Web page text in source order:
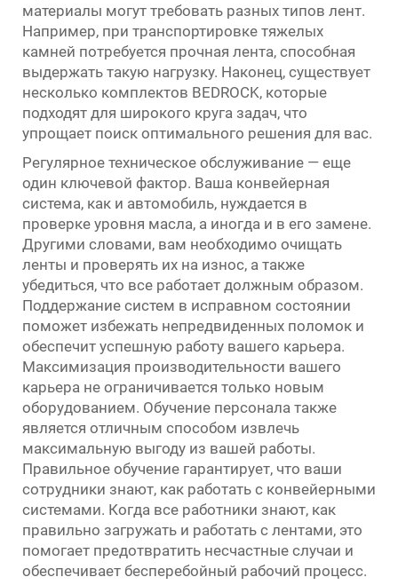
материалы могут требовать разных типов лент.
Например, при транспортировке тяжелых
камней потребуется прочная лента, способная
выдержать такую нагрузку. Наконец, существует
несколько комплектов BEDROCK, которые
подходят для широкого круга задач, что
упрощает поиск оптимального решения для вас.
Регулярное техническое обслуживание — еще
один ключевой фактор. Ваша конвейерная
система, как и автомобиль, нуждается в
проверке уровня масла, а иногда и в его замене.
Другими словами, вам необходимо очищать
ленты и проверять их на износ, а также
убедиться, что все работает должным образом.
Поддержание систем в исправном состоянии
поможет избежать непредвиденных поломок и
обеспечит успешную работу вашего карьера.
Максимизация производительности вашего
карьера не ограничивается только новым
оборудованием. Обучение персонала также
является отличным способом извлечь
максимальную выгоду из вашей работы.
Правильное обучение гарантирует, что ваши
сотрудники знают, как работать с конвейерными
системами. Когда все работники знают, как
правильно загружать и работать с лентами, это
помогает предотвратить несчастные случаи и
обеспечивает бесперебойный рабочий процесс.